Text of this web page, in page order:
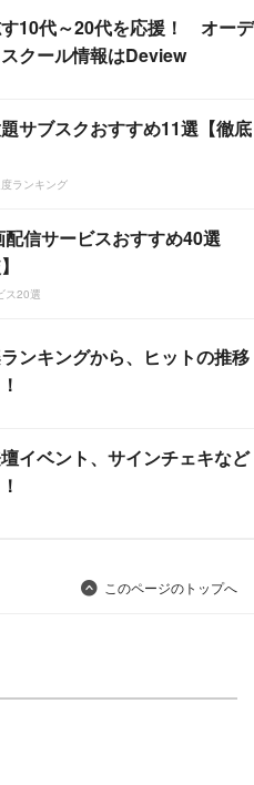
10代～20代を応援！ オーデ
クール情報はDeview
サブスクおすすめ11選【徹底
ランキング
信サービスおすすめ40選
ス20選
ンキングから、ヒットの推移
イベント、サインチェキなど
このページのトップへ